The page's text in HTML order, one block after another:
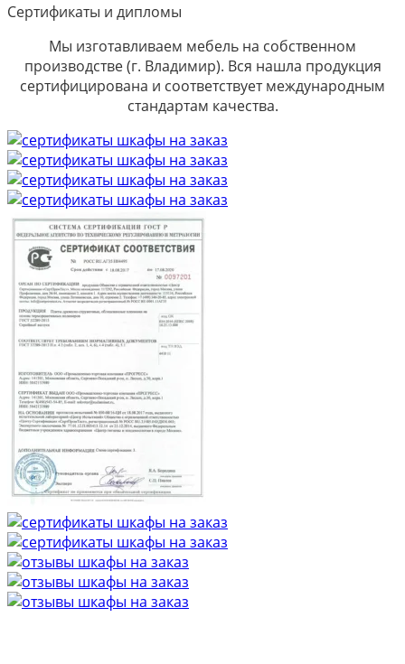
Сертификаты и дипломы
Мы изготавливаем мебель на собственном
производстве (г. Владимир). Вся нашла продукция
сертифицирована и соответствует международным
стандартам качества.